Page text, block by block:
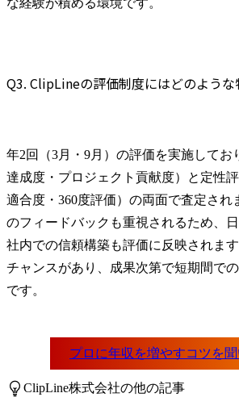
な経験が積める環境です。
Q3. ClipLineの評価制度にはどのような
年2回（3月・9月）の評価を実施してお
達成度・プロジェクト貢献度）と定性
適合度・360度評価）の両面で査定され
のフィードバックも重視されるため、
社内での信頼構築も評価に反映されま
チャンスがあり、成果次第で短期間で
です。
ClipLine株式会社の他の記事